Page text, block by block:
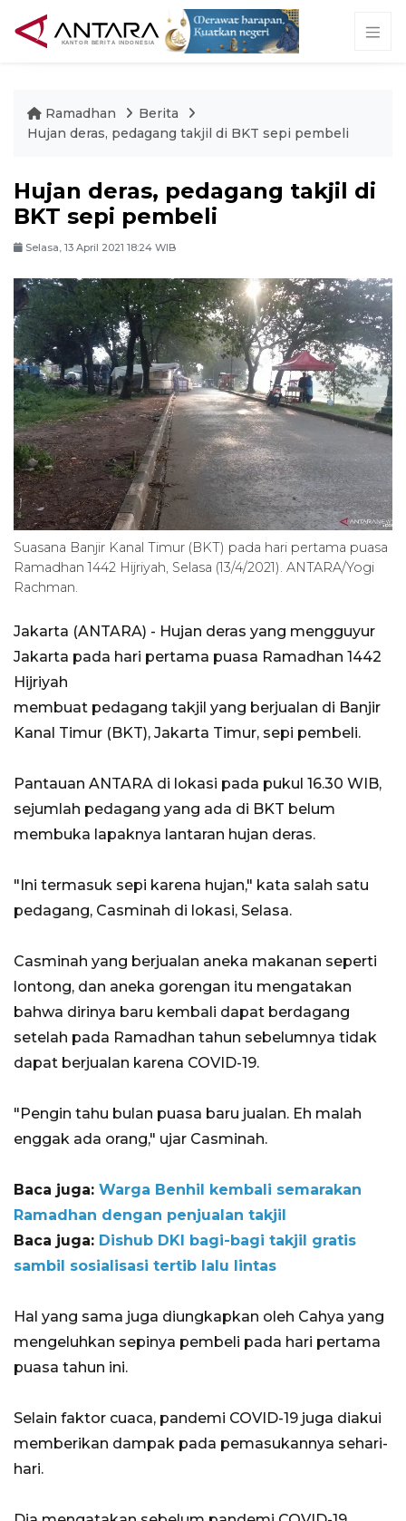
Ramadhan
Berita
Hujan deras, pedagang takjil di BKT sepi pembeli
Hujan deras, pedagang takjil di
BKT sepi pembeli
Selasa, 13 April 2021 18:24 WIB
Suasana Banjir Kanal Timur (BKT) pada hari pertama puasa
Ramadhan 1442 Hijriyah, Selasa (13/4/2021). ANTARA/Yogi
Rachman.
Jakarta (ANTARA) - Hujan deras yang mengguyur
Jakarta pada hari pertama puasa Ramadhan 1442
Hijriyah
membuat pedagang takjil yang berjualan di Banjir
Kanal Timur (BKT), Jakarta Timur, sepi pembeli.
Pantauan ANTARA di lokasi pada pukul 16.30 WIB,
sejumlah pedagang yang ada di BKT belum
membuka lapaknya lantaran hujan deras.
"Ini termasuk sepi karena hujan," kata salah satu
pedagang, Casminah di lokasi, Selasa.
Casminah yang berjualan aneka makanan seperti
lontong, dan aneka gorengan itu mengatakan
bahwa dirinya baru kembali dapat berdagang
setelah pada Ramadhan tahun sebelumnya tidak
dapat berjualan karena COVID-19.
"Pengin tahu bulan puasa baru jualan. Eh malah
enggak ada orang," ujar Casminah.
Baca juga: Warga Benhil kembali semarakan
Ramadhan dengan penjualan takjil
Baca juga: Dishub DKI bagi-bagi takjil gratis
sambil sosialisasi tertib lalu lintas
Hal yang sama juga diungkapkan oleh Cahya yang
mengeluhkan sepinya pembeli pada hari pertama
puasa tahun ini.
Selain faktor cuaca, pandemi COVID-19 juga diakui
memberikan dampak pada pemasukannya sehari-
hari.